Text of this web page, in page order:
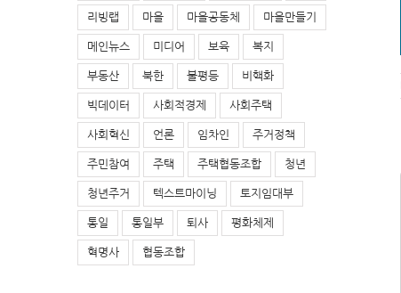
리빙랩 마을 마을공동체 마을만들기
메인뉴스 미디어 보육 복지
부동산 북한 불평등 비핵화
빅데이터 사회적경제 사회주택
사회혁신 언론 임차인 주거정책
주민참여 주택 주택협동조합 청년
청년주거 텍스트마이닝 토지임대부
통일 통일부 퇴사 평화체제
혁명사 협동조합